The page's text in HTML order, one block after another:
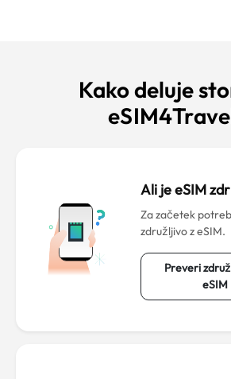
Kako deluje
Ali je eSIM
Za začetek
združljivo z eSIM.
Preveri
eSIM